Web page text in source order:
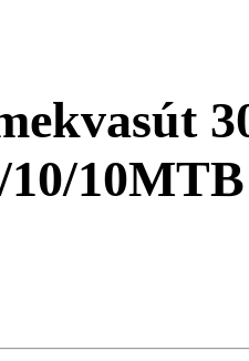
10MTB